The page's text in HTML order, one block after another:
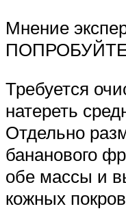
Мнение
Требуется
натереть
Отдельно
бананового
обе массы и
кожных